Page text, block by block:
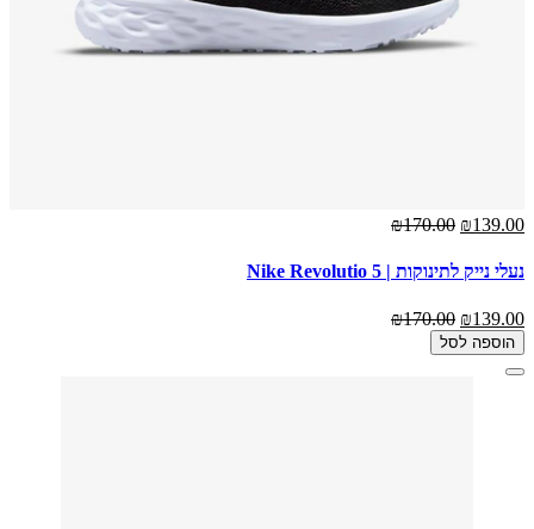
₪139.00
₪170.00
נעלי נייק לתינוקות | Nike Revolutio 5
₪139.00
₪170.00
הוספה לסל